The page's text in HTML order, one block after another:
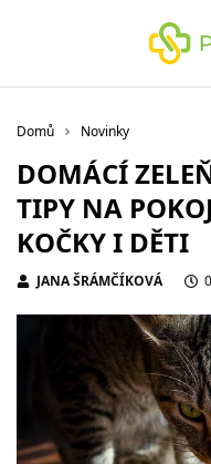
Domů Novinky
DOMÁCÍ
TIPY NA
KOČKY I DĚTI
JANA ŠRÁMČÍKOVÁ